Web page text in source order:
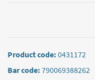
Product code: 0431172
Bar code: 790069388262